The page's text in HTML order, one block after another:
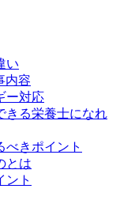
い
内容
ー対応
きる栄養士になれ
べきポイント
とは
ント